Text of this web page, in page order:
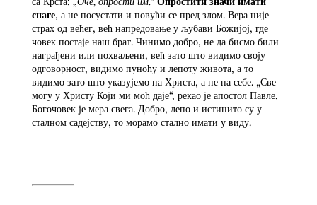
снаге, а не посустати и повући се пред злом. Вера није
страх од већег, већ напредовање у љубави Божијој, где
човек постаје наш брат. Чинимо добро, не да бисмо били
награђени или похваљени, већ зато што видимо своју
одговорност, видимо пуноћу и лепоту живота, а то
видимо зато што указујемо на Христа, а не на себе. „Све
могу у Христу Који ми моћ даје“, рекао је апостол Павле.
Богочовек је мера свега. Добро, лепо и истинито су у
сталном садејству, то морамо стално имати у виду.